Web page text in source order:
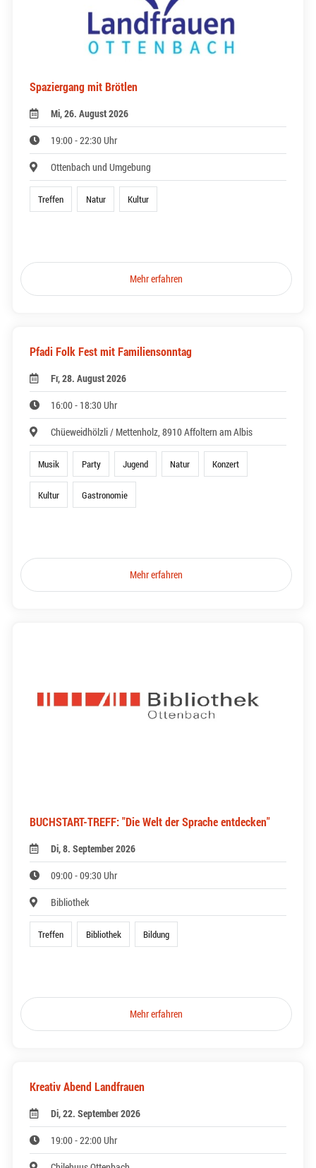
Spaziergang mit Brötlen
Mi, 26. August 2026
19:00 - 22:30 Uhr
Ottenbach und Umgebung
Treffen Natur Kultur
Mehr erfahren
Pfadi Folk Fest mit Familiensonntag
Fr, 28. August 2026
16:00 - 18:30 Uhr
Chüeweidhölzli / Mettenholz, 8910 Affoltern am Albis
Musik Party Jugend Natur Konzert
Kultur Gastronomie
Mehr erfahren
BUCHSTART-TREFF: "Die Welt der Sprache entdecken"
Di, 8. September 2026
09:00 - 09:30 Uhr
Bibliothek
Treffen Bibliothek Bildung
Mehr erfahren
Kreativ Abend Landfrauen
Di, 22. September 2026
19:00 - 22:00 Uhr